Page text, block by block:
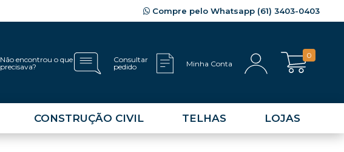
Compre pelo Whatsapp (61) 3403-0403
0
Minha Conta
Consultar
pedido
Não encontrou o que
precisava?
CONSTRUÇÃO CIVIL TELHAS LOJAS